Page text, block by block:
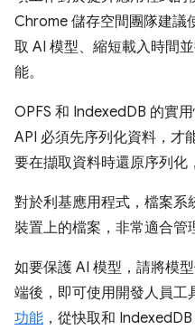
Chrome 儲存空間團隊建議
取 AI 模型、縮短載入時間
能。
OPFS 和 IndexedDB 的實
API 必須先序列化資料，才
要在擷取資料時還原序列化
對於利基應用程式，檔案系
裝置上的檔案，非常適合管
如要保護 AI 模型，請將模
端後，即可使用開發人員工
功能 ，從快取和